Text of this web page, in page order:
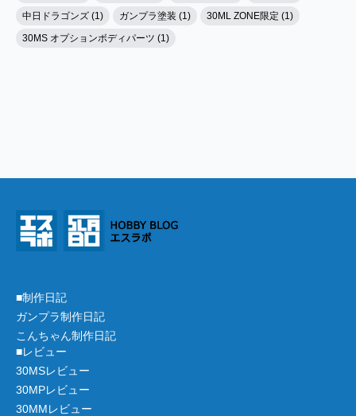
中日ドラゴンズ (1)
ガンプラ塗装 (1)
30ML ZONE限定 (1)
30MS オプションボディパーツ (1)
■制作日記
ガンプラ制作日記
こんちゃん制作日記
■レビュー
30MSレビュー
30MPレビュー
30MMレビュー